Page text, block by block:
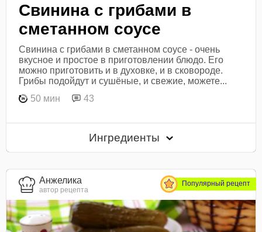
Свинина с грибами в
сметанном соусе
Свинина с грибами в сметанном соусе - очень
вкусное и простое в приготовлении блюдо. Его
можно приготовить и в духовке, и в сковороде.
Грибы подойдут и сушёные, и свежие, можете...
50 мин
43
Ингредиенты
Анжелика
автор рецепта
Популярный рецепт